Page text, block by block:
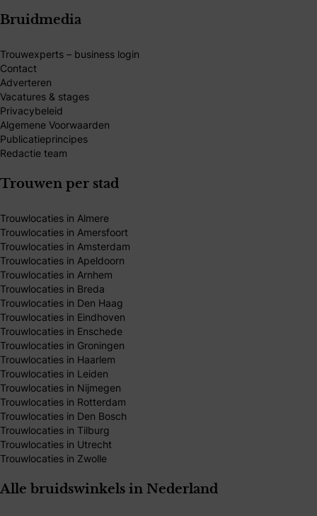
Bruidmedia
Trouwexperts – business login
Contact
Adverteren
Vacatures & stages
Privacybeleid
Algemene Voorwaarden
Publicatieprincipes
Redactie team
Trouwen per stad
Trouwlocaties in Almere
Trouwlocaties in Amersfoort
Trouwlocaties in Amsterdam
Trouwlocaties in Apeldoorn
Trouwlocaties in Arnhem
Trouwlocaties in Breda
Trouwlocaties in Den Haag
Trouwlocaties in Eindhoven
Trouwlocaties in Enschede
Trouwlocaties in Groningen
Trouwlocaties in Haarlem
Trouwlocaties in Leiden
Trouwlocaties in Nijmegen
Trouwlocaties in Rotterdam
Trouwlocaties in Den Bosch
Trouwlocaties in Tilburg
Trouwlocaties in Utrecht
Trouwlocaties in Zwolle
Alle bruidswinkels in Nederland